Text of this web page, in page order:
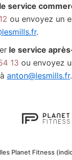
le service
ou envoyez un
.
le service
13 ou envoyez
anton@lesmills.fr.
Planet Fitness